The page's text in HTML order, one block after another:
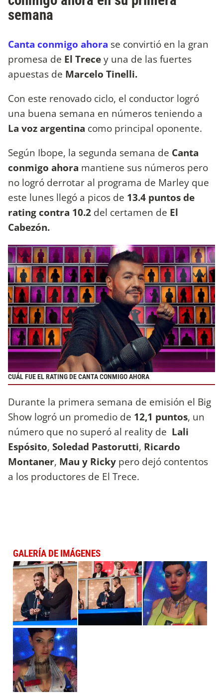
semana
Canta conmigo ahora se convirtió en la gran
promesa de El Trecey una de las fuertes
apuestas de Marcelo Tinelli.
Con este renovado ciclo, el conductor logró
una buena semana en números teniendo a
La voz argentina como principal oponente.
Según Ibope, la segunda semana de Canta
conmigo ahora mantiene sus números pero
no logró derrotar al programa de Marley que
este lunes llegó a picos de 13.4 puntos de
rating contra 10.2 del certamen de El
Cabezón.
CUÁL FUE EL RATING DE CANTA CONMIGO AHORA
Durante la primera semana de emisión el Big
Show logró un promedio de 12,1 puntos, un
número que no superó al reality de Lali
Espósito, Soledad Pastorutti, Ricardo
Montaner, Mau y Ricky pero dejó contentos
a los productores de El Trece.
GALERÍA DE IMÁGENES